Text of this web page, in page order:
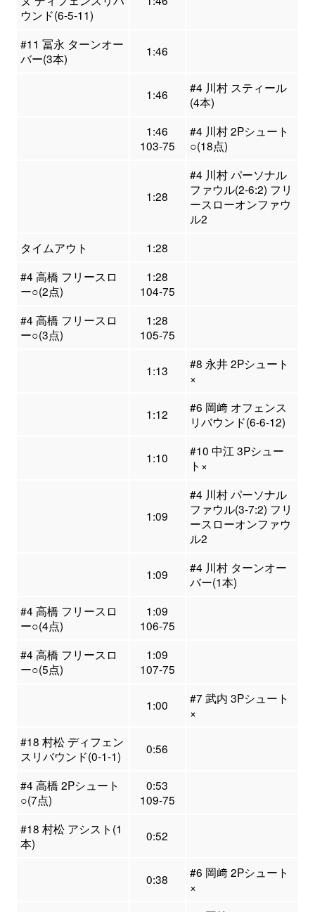
ウンド(6-5-11)
#11 冨永 ターンオー
バー(3本)
1:46
1:46
#4 川村 スティール
(4本)
1:46
103-75
#4 川村 2Pシュート
○(18点)
1:28
#4 川村 パーソナル
ファウル(2-6:2) フリ
ースローオンファウ
ル2
タイムアウト
1:28
#4 高橋 フリースロ
ー○(2点)
1:28
104-75
#4 高橋 フリースロ
ー○(3点)
1:28
105-75
1:13
#8 永井 2Pシュート
×
1:12
#6 岡﨑 オフェンス
リバウンド(6-6-12)
1:10
#10 中江 3Pシュー
ト×
1:09
#4 川村 パーソナル
ファウル(3-7:2) フリ
ースローオンファウ
ル2
1:09
#4 川村 ターンオー
バー(1本)
#4 高橋 フリースロ
ー○(4点)
1:09
106-75
#4 高橋 フリースロ
ー○(5点)
1:09
107-75
1:00
#7 武内 3Pシュート
×
#18 村松 ディフェン
スリバウンド(0-1-1)
0:56
#4 高橋 2Pシュート
○(7点)
0:53
109-75
#18 村松 アシスト(1
本)
0:52
0:38
#6 岡﨑 2Pシュート
×